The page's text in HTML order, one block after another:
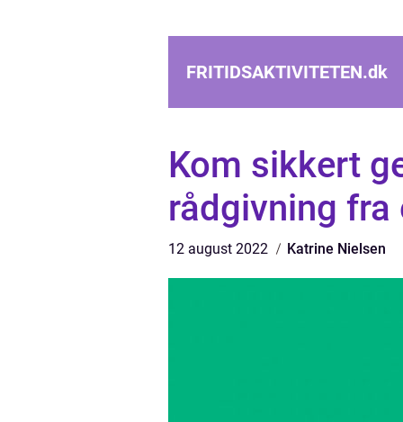
FRITIDSAKTIVITETEN.dk
Kom sikkert
rådgivning
12 august 2022 Katrine Nielsen